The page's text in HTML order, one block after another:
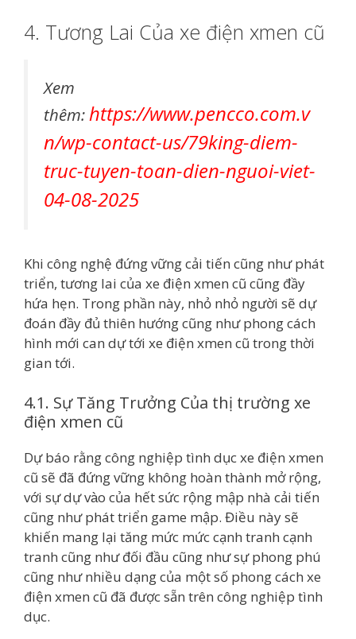
4. Tương Lai Của xe điện xmen cũ
Xem
thêm:https://www.pencco.com.v
n/wp-contact-us/79king-diem-
truc-tuyen-toan-dien-nguoi-viet-
04-08-2025
Khi công nghệ đứng vững cải tiến cũng như phát
triển, tương lai của xe điện xmen cũ cũng đầy
hứa hẹn. Trong phần này, nhỏ nhỏ người sẽ dự
đoán đầy đủ thiên hướng cũng như phong cách
hình mới can dự tới xe điện xmen cũ trong thời
gian tới.
4.1. Sự Tăng Trưởng Của thị trường xe
điện xmen cũ
Dự báo rằng công nghiệp tình dục xe điện xmen
cũ sẽ đã đứng vững không hoàn thành mở rộng,
với sự dự vào của hết sức rộng mập nhà cải tiến
cũng như phát triển game mập. Điều này sẽ
khiến mang lại tăng mức mức cạnh tranh cạnh
tranh cũng như đối đầu cũng như sự phong phú
cũng như nhiều dạng của một số phong cách xe
điện xmen cũ đã được sẵn trên công nghiệp tình
dục.